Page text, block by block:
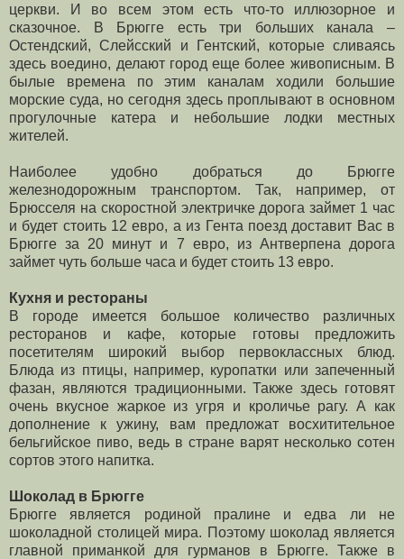
церкви. И во всем этом есть что-то иллюзорное и
сказочное. В Брюгге есть три больших канала –
Остендский, Слейсский и Гентский, которые сливаясь
здесь воедино, делают город еще более живописным. В
былые времена по этим каналам ходили большие
морские суда, но сегодня здесь проплывают в основном
прогулочные катера и небольшие лодки местных
жителей.
Наиболее удобно добраться до Брюгге
железнодорожным транспортом. Так, например, от
Брюсселя на скоростной электричке дорога займет 1 час
и будет стоить 12 евро, а из Гента поезд доставит Вас в
Брюгге за 20 минут и 7 евро, из Антверпена дорога
займет чуть больше часа и будет стоить 13 евро.
Кухня и рестораны
В городе имеется большое количество различных
ресторанов и кафе, которые готовы предложить
посетителям широкий выбор первоклассных блюд.
Блюда из птицы, например, куропатки или запеченный
фазан, являются традиционными. Также здесь готовят
очень вкусное жаркое из угря и кроличье рагу. А как
дополнение к ужину, вам предложат восхитительное
бельгийское пиво, ведь в стране варят несколько сотен
сортов этого напитка.
Шоколад в Брюгге
Брюгге является родиной пралине и едва ли не
шоколадной столицей мира. Поэтому шоколад является
главной приманкой для гурманов в Брюгге. Также в